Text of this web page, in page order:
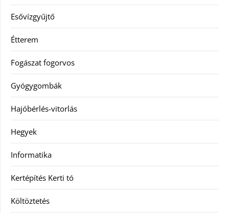
Esővízgyűjtő
Étterem
Fogászat fogorvos
Gyógygombák
Hajóbérlés-vitorlás
Hegyek
Informatika
Kertépítés Kerti tó
Költöztetés